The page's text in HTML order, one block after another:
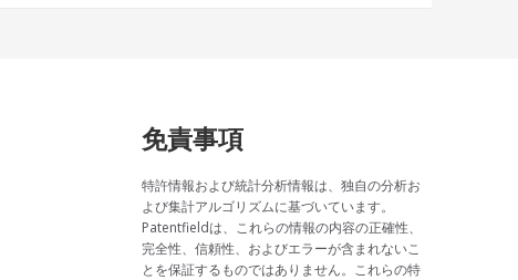
免責事項
特許情報および統計分析情報は、独自の分析お
よび集計アルゴリズムに基づいています。
Patentfieldは、これらの情報の内容の正確性、
完全性、信頼性、およびエラーが含まれないこ
とを保証するものではありません。これらの特